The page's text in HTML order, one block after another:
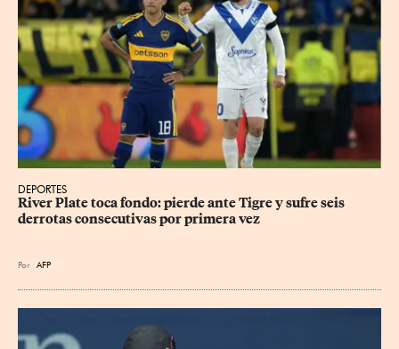
DEPORTES
River Plate toca fondo: pierde ante Tigre y sufre seis
derrotas consecutivas por primera vez
Por AFP